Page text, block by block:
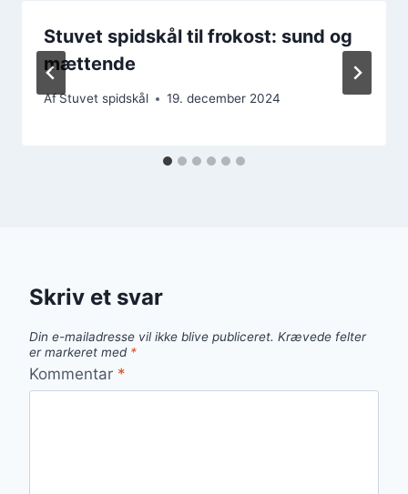
Stuvet spidskål til frokost: sund og
mættende
AfStuvet spidskål 19. december 2024
Skriv et svar
Din e-mailadresse vil ikke blive publiceret. Krævede felter
er markeret med *
Kommentar *